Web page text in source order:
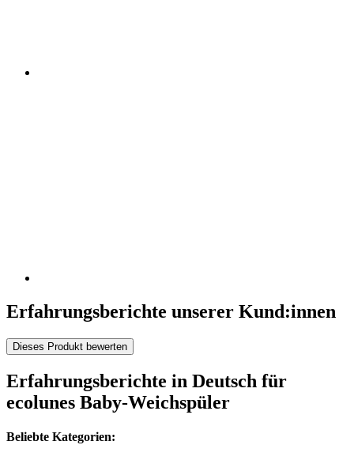
Erfahrungsberichte unserer Kund:innen
Dieses Produkt bewerten
Erfahrungsberichte in Deutsch für
ecolunes Baby-Weichspüler
Beliebte Kategorien: